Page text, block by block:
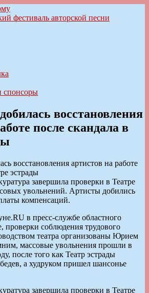
авторской песни
спонсоры
восстановления
после скандала в
завершила проверки в Театре
увольнений. Артисты добились
компенсаций.
в пресс-службе областного
проверки соблюдения трудового
театра организованы Юрием
массовые увольнения прошли в
после того как Театр эстрады
а худруком пришел шансонье
завершила проверки в Театре